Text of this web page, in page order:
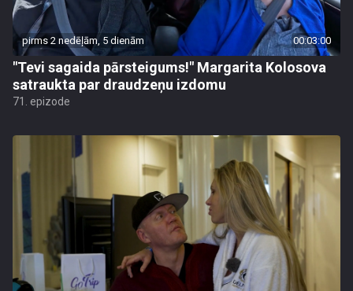
pirms 2 nedēļām, 5 dienām 00:03:00
"Tevi sagaida pārsteigums!" Margarita Kolosova
satraukta par draudzeņu izdomu
71. epizode